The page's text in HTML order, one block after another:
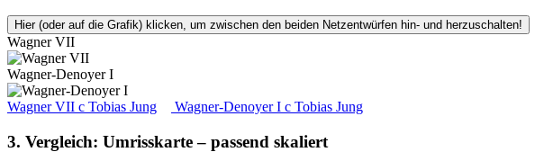
Hier (oder auf die Grafik) klicken, um zwischen den beiden Netzentwürfen hin- und herzuschalten!
Wagner VII
Wagner-Denoyer I
Wagner VII c Tobias Jung Wagner-Denoyer I c Tobias Jung
3. Vergleich: Umrisskarte – passend skaliert